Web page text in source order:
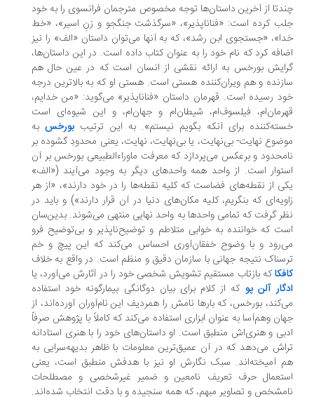
از آخرین داستان‌ها توجه مخصوص مترجمان فرانسوی را به خود
کرده است: «فناناپذیر»، «سرگذشت جنگجو و زنِ اسیر»، «خط
«جستجوی ابن رشد»، که به آنها می‌توان داستان «الف» را نیز
کرد که نام خود را به عنوان کتاب داده است. در این داستان‌ها،
بورخس به ارائه نقشی از انسان است که در عین حال هم
و هم ویران‌کننده هستی است. هستی او که به بالاترین درجه
رسیده است. قهرمان داستان «فناناپذیر» می‌گوید: «من خدایم،
فیلسوف‌ام، شیطان‌ام و جهان‌ام، و این شیوه‌ای است
برای آنکه بگویم نیستم». به این ترتیببورخسبه
نهایت- بی‌نهایت، یا بی‌نهایت، نهایت، یعنی محدودِ گشوده بر
و برعکس می‌پردازد که معرفت ماوراءالطبیعی بورخس بر آن
است. از واحد همه واحدهای دیگر به وجود می‌آیند («الف»
از نقطه‌های فضاست که کلیه نقطه‌ها را در خود دارند»، «از هر
که بنگریم، کلیه مکان‌های دنیا در آن قرار دارند») و باید در
گرفت که تمامی واحدها به واحد نهایی منتهی می‌شوند. بدین‌سان
که خواننده به خوابی متلاطم و توضیح‌ناپذیر و بی‌توضیح فرو
و با وضوح خفقان‌آوری احساس می‌کند که این پیچ و خم
نتیجه جهانی با سازمان دقیق و منظم است. در واقع به خلاف
که بازتاب مستقیم تشویش شخصی خود را در آثارش می‌آورد، یا
آلن پوکه از کلام برای بیان دوگانگی بیمارگونه خود استفاده
بورخس، که بارها نامش را همردیف این نام‌آوران آورده‌اند، از
وهم‌آسا به عنوان ابزاری استفاده می‌کند که کاملاً با پژوهش صرفاً
و هنری‌اش منطبق است. او داستان‌های خود را با هنری استادانه
می‌دهد که در آن عمیق‌ترین معلومات با ظاهر بدیهه‌سرایی به
آمیخته‌اند. سبک نگارش او نیز با هدفش منطبق است، یعنی
حرف تعریف نامعین و ضمیر غیرشخصی و مصطلحات
و تصاویر مبهم، که همه سنجیده و با دقت انتخاب شده‌اند.